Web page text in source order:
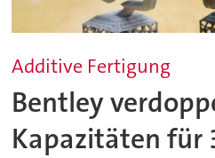
Additive Fertigung
Bentley
Kapazitäten für